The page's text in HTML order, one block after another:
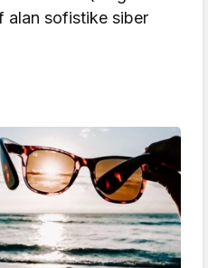
alan sofistike siber